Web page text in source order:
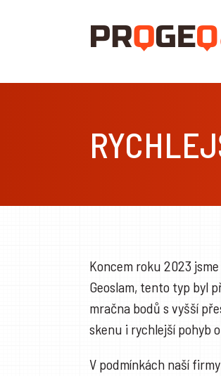
Koncem roku 2023
Geoslam, tento typ byl
mračna bodů s vyšší
skenu i rychlejší pohyb
V podmínkách naší